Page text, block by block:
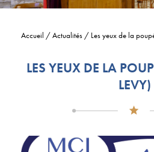
Accueil /Actualités / Les yeux de la
LES YEUX DE LA
LEVY)